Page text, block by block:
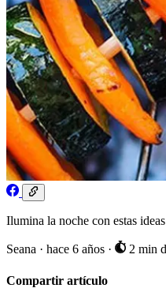
Ilumina la noche con estas
Seana · hace 6 años · 2 min
Compartir artículo